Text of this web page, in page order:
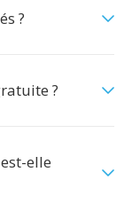
?
?
elle